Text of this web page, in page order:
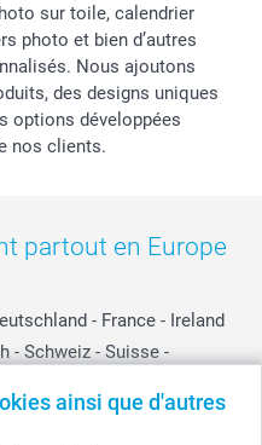
ainsi que d'autres
sur toile, calendrier
photo et bien d’autres
Nous ajoutons
des designs uniques
options développées
nos clients.
partout en Europe
- France - Ireland
- Schweiz - Suisse -